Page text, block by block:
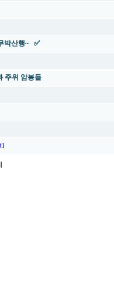
박산행~ ✅
주위 암봉들